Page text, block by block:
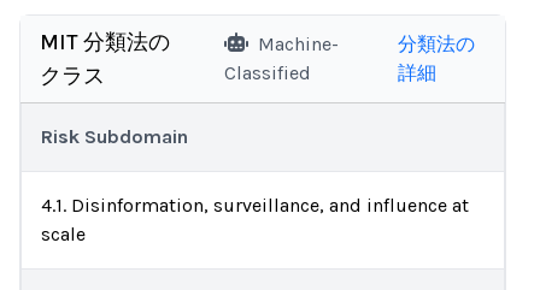
MIT 分類法の
クラス
Machine-
Classified
分類法の
詳細
Risk Subdomain
4.1. Disinformation, surveillance, and influence at
scale